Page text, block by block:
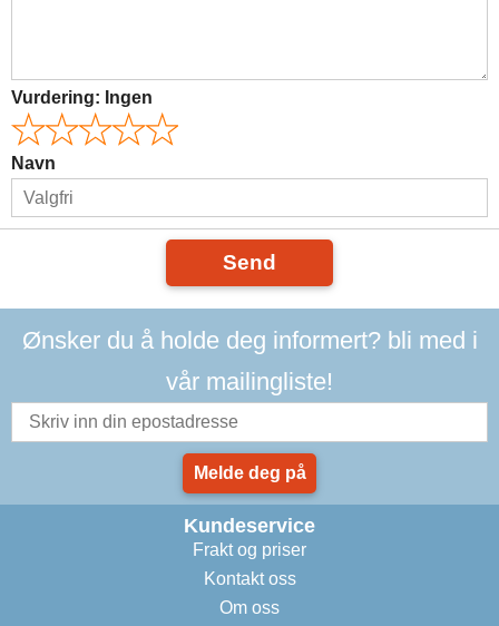
Vurdering: Ingen
Navn
Send
Ønsker du å holde deg informert? bli med i
vår mailingliste!
Melde deg på
Kundeservice
Frakt og priser
Kontakt oss
Om oss